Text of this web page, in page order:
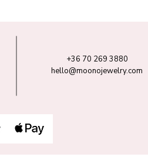
+36 70 269 3880
hello@moonojewelry.com